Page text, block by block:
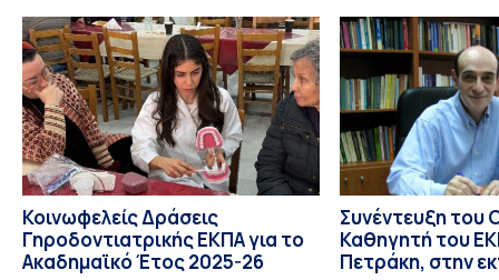
Libraries and Participatory Culture” (IMOTION), το οποίο
πραγματοποιήθηκε με διαδικτυακές και δια ζώσης
εκπαιδευτικές δράσεις από τις 3 Ιουνίου έως τις 10 Ιουλίου
2026. Το πρόγραμμα αποτελεί […]
Κοινωφελείς Δράσεις
Γηροδοντιατρικής ΕΚΠΑ για το
Ακαδημαϊκό Έτος 2025-26
Συνέντευξη του
Καθηγητή του
Πετράκη, στην